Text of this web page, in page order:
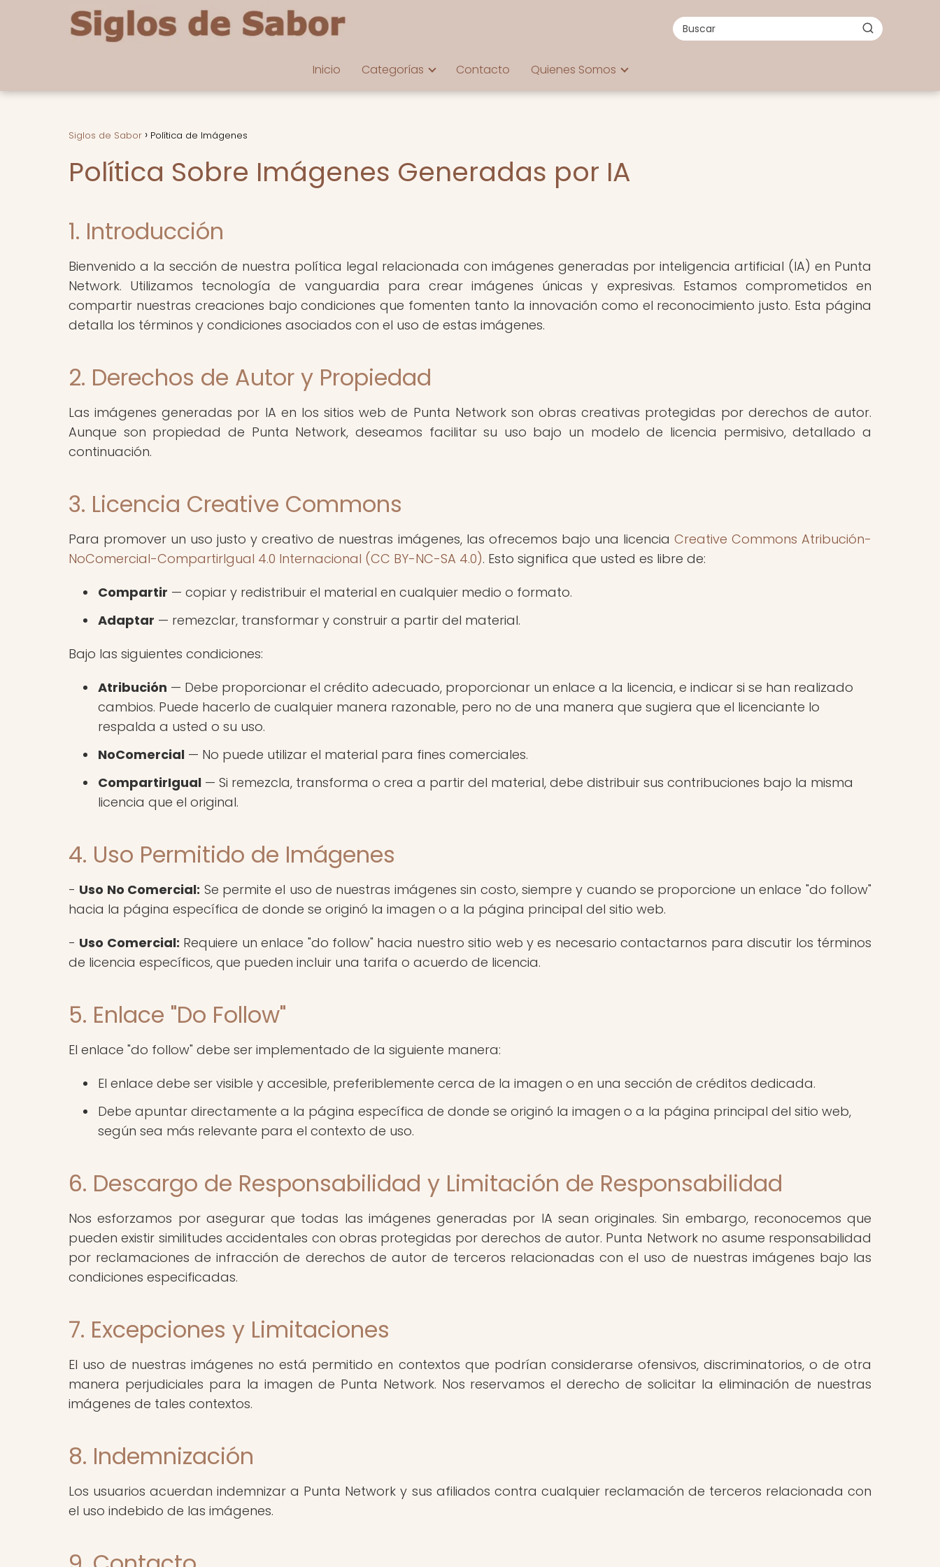
Inicio Categorías Contacto Quienes Somos
Siglos de Sabor Política de Imágenes
Política Sobre Imágenes Generadas por IA
1. Introducción
Bienvenido a la sección de nuestra política legal relacionada con imágenes generadas por inteligencia artificial (IA) en Punta
Network. Utilizamos tecnología de vanguardia para crear imágenes únicas y expresivas. Estamos comprometidos en
compartir nuestras creaciones bajo condiciones que fomenten tanto la innovación como el reconocimiento justo. Esta página
detalla los términos y condiciones asociados con el uso de estas imágenes.
2. Derechos de Autor y Propiedad
Las imágenes generadas por IA en los sitios web de Punta Network son obras creativas protegidas por derechos de autor.
Aunque son propiedad de Punta Network, deseamos facilitar su uso bajo un modelo de licencia permisivo, detallado a
continuación.
3. Licencia Creative Commons
Para promover un uso justo y creativo de nuestras imágenes, las ofrecemos bajo una licencia Creative Commons Atribución-
NoComercial-CompartirIgual 4.0 Internacional (CC BY-NC-SA 4.0). Esto significa que usted es libre de:
Compartir — copiar y redistribuir el material en cualquier medio o formato.
Adaptar — remezclar, transformar y construir a partir del material.
Bajo las siguientes condiciones:
Atribución — Debe proporcionar el crédito adecuado, proporcionar un enlace a la licencia, e indicar si se han realizado
cambios. Puede hacerlo de cualquier manera razonable, pero no de una manera que sugiera que el licenciante lo
respalda a usted o su uso.
NoComercial — No puede utilizar el material para fines comerciales.
CompartirIgual — Si remezcla, transforma o crea a partir del material, debe distribuir sus contribuciones bajo la misma
licencia que el original.
4. Uso Permitido de Imágenes
- Uso No Comercial: Se permite el uso de nuestras imágenes sin costo, siempre y cuando se proporcione un enlace "do follow"
hacia la página específica de donde se originó la imagen o a la página principal del sitio web.
- Uso Comercial: Requiere un enlace "do follow" hacia nuestro sitio web y es necesario contactarnos para discutir los términos
de licencia específicos, que pueden incluir una tarifa o acuerdo de licencia.
5. Enlace "Do Follow"
El enlace "do follow" debe ser implementado de la siguiente manera:
El enlace debe ser visible y accesible, preferiblemente cerca de la imagen o en una sección de créditos dedicada.
Debe apuntar directamente a la página específica de donde se originó la imagen o a la página principal del sitio web,
según sea más relevante para el contexto de uso.
6. Descargo de Responsabilidad y Limitación de Responsabilidad
Nos esforzamos por asegurar que todas las imágenes generadas por IA sean originales. Sin embargo, reconocemos que
pueden existir similitudes accidentales con obras protegidas por derechos de autor. Punta Network no asume responsabilidad
por reclamaciones de infracción de derechos de autor de terceros relacionadas con el uso de nuestras imágenes bajo las
condiciones especificadas.
7. Excepciones y Limitaciones
El uso de nuestras imágenes no está permitido en contextos que podrían considerarse ofensivos, discriminatorios, o de otra
manera perjudiciales para la imagen de Punta Network. Nos reservamos el derecho de solicitar la eliminación de nuestras
imágenes de tales contextos.
8. Indemnización
Los usuarios acuerdan indemnizar a Punta Network y sus afiliados contra cualquier reclamación de terceros relacionada con
el uso indebido de las imágenes.